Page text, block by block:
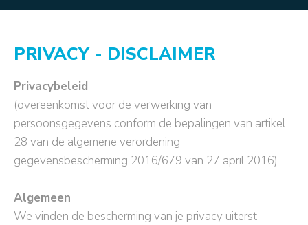
PRIVACY - DISCLAIMER
Privacybeleid
(overeenkomst voor de verwerking van
persoonsgegevens conform de bepalingen van artikel
28 van de algemene verordening
gegevensbescherming 2016/679 van 27 april 2016)
Algemeen
We vinden de bescherming van je privacy uiterst